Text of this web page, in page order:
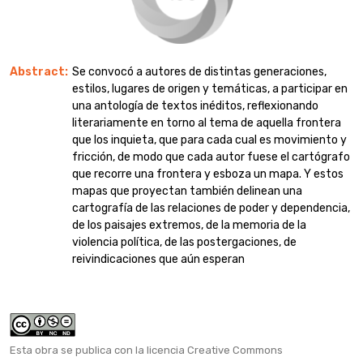
Abstract Se convocó a autores de distintas generaciones,
estilos, lugares de origen y temáticas, a participar en
una antología de textos inéditos, reflexionando
literariamente en torno al tema de aquella frontera
que los inquieta, que para cada cual es movimiento y
fricción, de modo que cada autor fuese el cartógrafo
que recorre una frontera y esboza un mapa. Y estos
mapas que proyectan también delinean una
cartografía de las relaciones de poder y dependencia,
de los paisajes extremos, de la memoria de la
violencia política, de las postergaciones, de
reivindicaciones que aún esperan
Esta obra se publica con la licencia Creative Commons